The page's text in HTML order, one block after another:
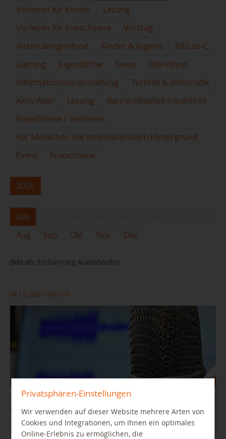
Vorlesen für Kinder
Lesung
Vorlesen für Erwachsene
Vortrag
Altersübergreifend
Kinder & Jugend
BibLab-C
Gaming
Jugendliche News
Workshop
Informationsveranstaltung
Technik & Informatik
Aktiv Älter
Lesung
Barrierefreiheit (räumlich)
Erwachsene / Senioren
Für Menschen mit internationalem Hintergrund
Event
Erwachsene
2026
Alle
Aug
Sep Okt Nov Dez
BibLab: Einführung AudioStudio
08.12.2026 10:00 Uhr
Sie wollten schon immer mal Geschichten aufnehmen, einen Podcast
oder ein Hörspiel produzieren?
Privatsphären-Einstellungen
Wir verwenden auf dieser Website mehrere Arten von
Cookies und Integrationen, um Ihnen ein optimales
Online-Erlebnis zu ermöglichen, die